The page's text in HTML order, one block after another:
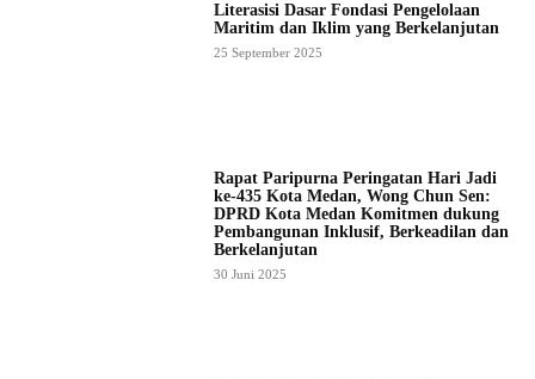
Literasisi Dasar Fondasi Pengelolaan
Maritim dan Iklim yang Berkelanjutan
25 September 2025
Rapat Paripurna Peringatan Hari Jadi
ke-435 Kota Medan, Wong Chun Sen:
DPRD Kota Medan Komitmen dukung
Pembangunan Inklusif, Berkeadilan dan
Berkelanjutan
30 Juni 2025